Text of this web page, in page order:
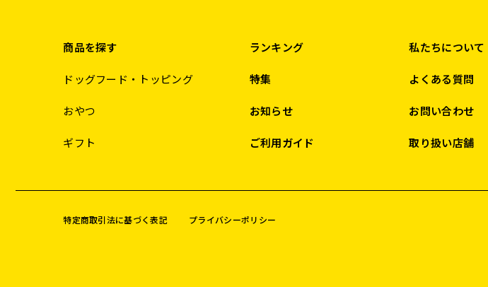
商品を探す
ドッグフード・トッピング
おやつ
ギフト
ランキング
特集
お知らせ
ご利用ガイド
私たちについて
よくある質問
お問い合わせ
取り扱い店舗
特定商取引法に基づく表記 プライバシーポリシー